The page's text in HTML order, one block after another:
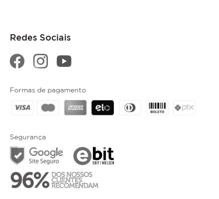
Redes Sociais
Segurança
Formas de pagamento